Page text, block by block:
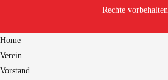
Rechte vorbehalten.
Home
Verein
Vorstand